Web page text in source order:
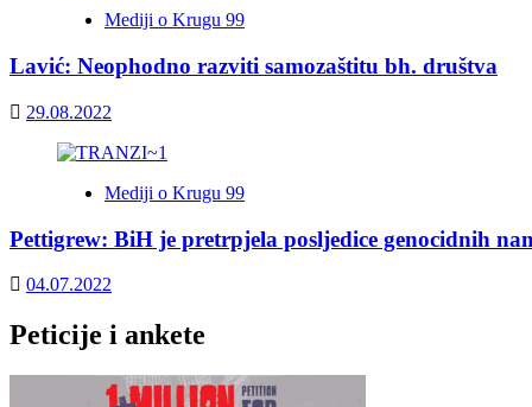
Mediji o Krugu 99
Lavić: Neophodno razviti samozaštitu bh. društva
29.08.2022
Mediji o Krugu 99
Pettigrew: BiH je pretrpjela posljedice genocidnih
04.07.2022
Peticije i ankete